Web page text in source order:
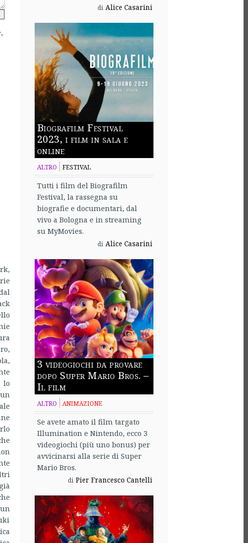
di Alice Casarini
Biografilm Festival
2023, i film in sala e
online
ALTRO FESTIVAL
Tutti i film del Biografilm
Festival, la rassegna su
biografie e documentari, dal
vivo a Bologna e in streaming
su MyMovies.
di Alice Casarini
3 videogiochi da provare
dopo Super Mario Bros. –
Il film
ALTRO ANIMAZIONE
Se avete amato il film targato
Illumination e Nintendo, ecco 3
videogiochi (più uno bonus) per
avvicinarsi alla serie di Super
Mario Bros.
di Pier Francesco Cantelli